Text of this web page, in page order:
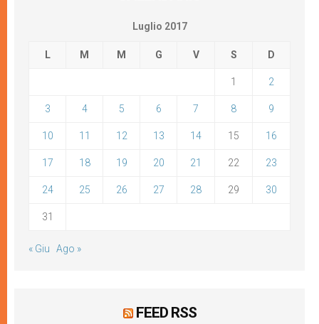
Luglio 2017
L M M G V S D
1 2
3 4 5 6 7 8 9
10 11 12 13 14 15 16
17 18 19 20 21 22 23
24 25 26 27 28 29 30
31
« Giu Ago »
FEED RSS